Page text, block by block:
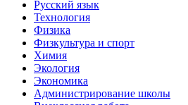
Русский язык
Технология
Физика
Физкультура и спорт
Химия
Экология
Экономика
Администрирование школы